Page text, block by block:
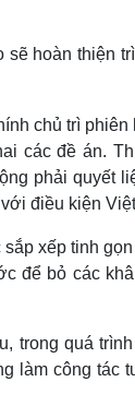
hoàn thiện
các đề án.
phải quyết
điều kiện
xếp tinh
để bỏ các
trong quá
làm công